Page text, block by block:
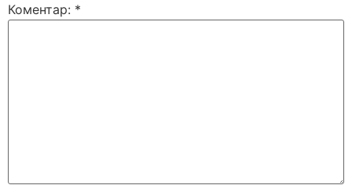
Коментар: *